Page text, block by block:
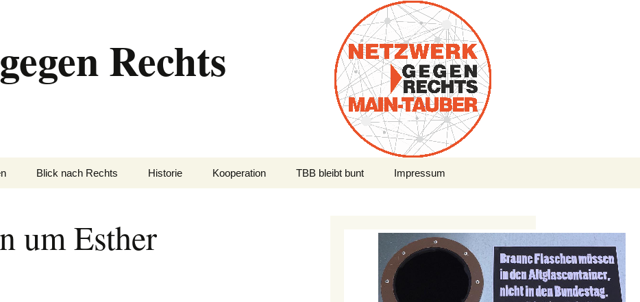
Rechts
Blick nach Rechts Historie Kooperation TBB bleibt bunt Impressum
um Esther